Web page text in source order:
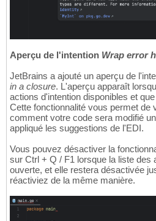
Aperçu de l'intention Wrap error
JetBrains a ajouté un aperçu de
in a closure. L'aperçu apparaît
actions d'intention disponibles et
Cette fonctionnalité vous permet de
comment votre code sera modifié
appliqué les suggestions de l'EDI.
Vous pouvez désactiver la
sur Ctrl + Q / F1 lorsque la liste des
ouverte, et elle restera désactivée
réactiviez de la même manière.